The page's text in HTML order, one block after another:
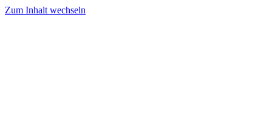
Zum Inhalt wechseln